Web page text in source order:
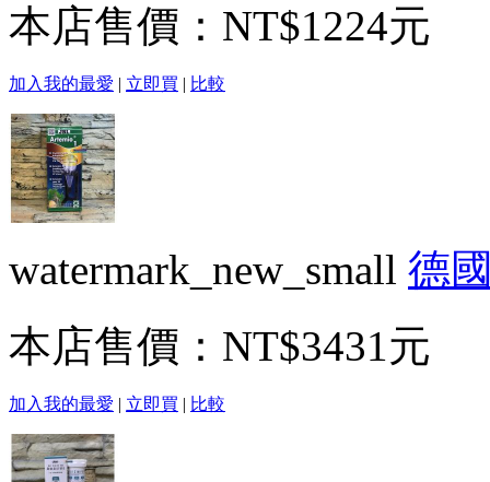
本店售價： NT$1224元
加入我的最愛 | 立即買 | 比較
watermark_new_small 德
本店售價： NT$3431元
加入我的最愛 | 立即買 | 比較